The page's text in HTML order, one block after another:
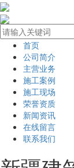
首页
公司简介
主营业务
施工案例
施工现场
荣誉资质
新闻资讯
在线留言
联系我们